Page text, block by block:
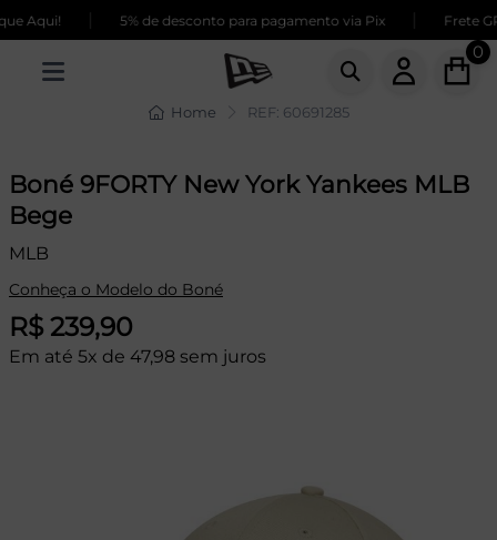
Aqui! 5% de desconto para pagamento via Pix Frete
0
Home REF: 60691285
Boné 9FORTY New York Yankees MLB
Bege
MLB
Conheça o Modelo do Boné
R$ 239,90
Em até 5x de 47,98 sem juros